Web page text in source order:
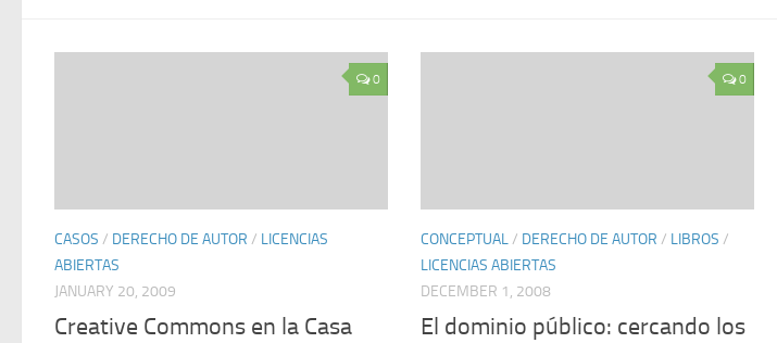
0
CASOS / DERECHO DE AUTOR / LICENCIAS
ABIERTAS
JANUARY 20, 2009
Creative Commons en la Casa
0
CONCEPTUAL/ DERECHO DE AUTOR / LIBROS /
LICENCIAS ABIERTAS
DECEMBER 1, 2008
El dominio público: cercando los